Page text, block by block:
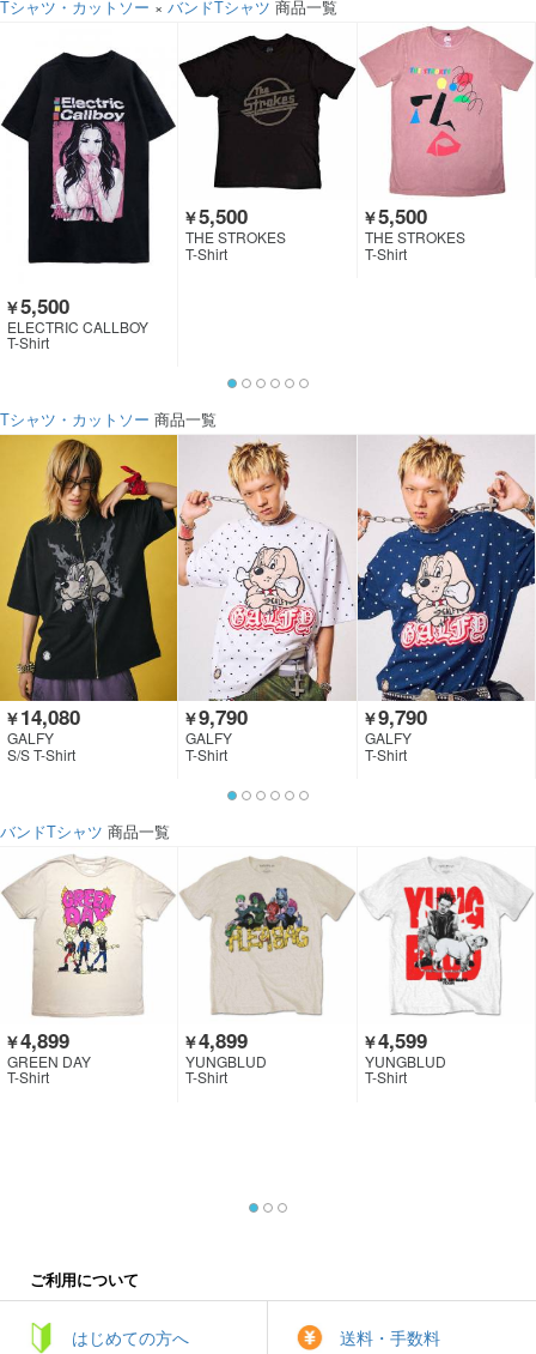
Tシャツ・カットソー × バンドTシャツ 商品一覧
￥5,500
ELECTRIC CALLBOY
T-Shirt
￥5,500
THE STROKES
T-Shirt
￥5,500
THE STROKES
T-Shirt
Tシャツ・カットソー 商品一覧
￥14,080
GALFY
S/S T-Shirt
￥9,790
GALFY
T-Shirt
￥9,790
GALFY
T-Shirt
バンドTシャツ 商品一覧
￥4,899
GREEN DAY
T-Shirt
￥4,899
YUNGBLUD
T-Shirt
￥4,599
YUNGBLUD
T-Shirt
ご利用について
はじめての方へ 送料・手数料